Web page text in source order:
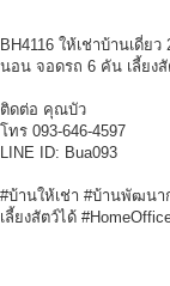
BH4116 ให้เช่าบ้านเดี่
นอน จอดรถ 6 คัน เลี้ยง
ติดต่อ คุณบัว
โทร 093-646-4597
LINE ID: Bua093
#บ้านให้เช่า #บ้านพัฒนา
เลี้ยงสัตว์ได้